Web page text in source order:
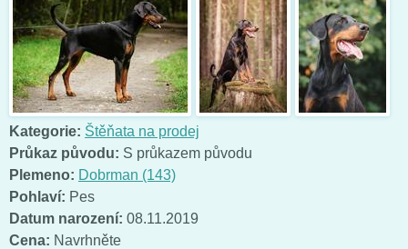
Kategorie: Štěňata na prodej
Průkaz původu: S průkazem původu
Plemeno: Dobrman (143)
Pohlaví: Pes
Datum narození: 08.11.2019
Cena: Navrhněte